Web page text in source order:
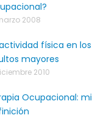
2008
física en los
mayores
2010
Ocupacional: mi